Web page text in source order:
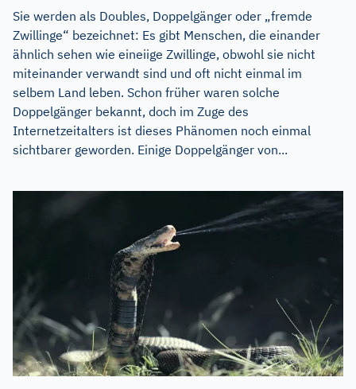
Sie werden als Doubles, Doppelgänger oder „fremde
Zwillinge“ bezeichnet: Es gibt Menschen, die einander
ähnlich sehen wie eineiige Zwillinge, obwohl sie nicht
miteinander verwandt sind und oft nicht einmal im
selbem Land leben. Schon früher waren solche
Doppelgänger bekannt, doch im Zuge des
Internetzeitalters ist dieses Phänomen noch einmal
sichtbarer geworden. Einige Doppelgänger von...